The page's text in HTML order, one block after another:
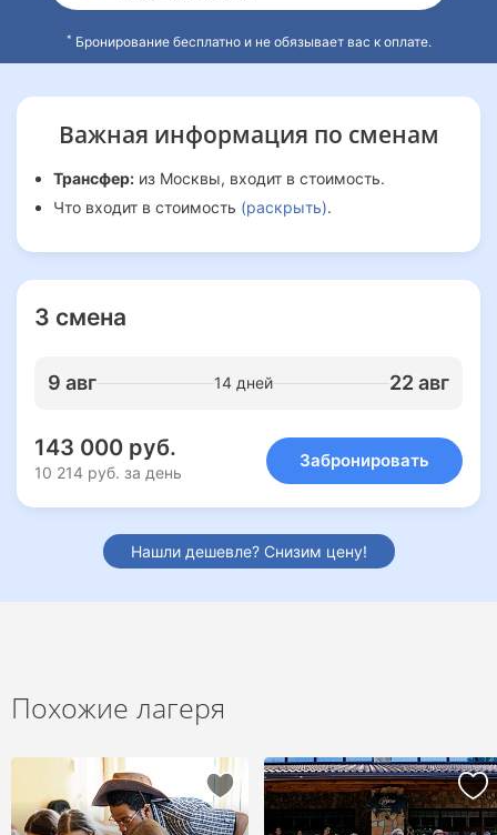
* Бронирование бесплатно и не обязывает вас к оплате.
Важная информация по сменам
Трансфер: из Москвы, входит в стоимость.
Что входит в стоимость (раскрыть).
3 смена
9 авг 14 дней 22 авг
143 000 руб.
10 214 руб. за день
Забронировать
Нашли дешевле? Снизим цену!
Похожие лагеря